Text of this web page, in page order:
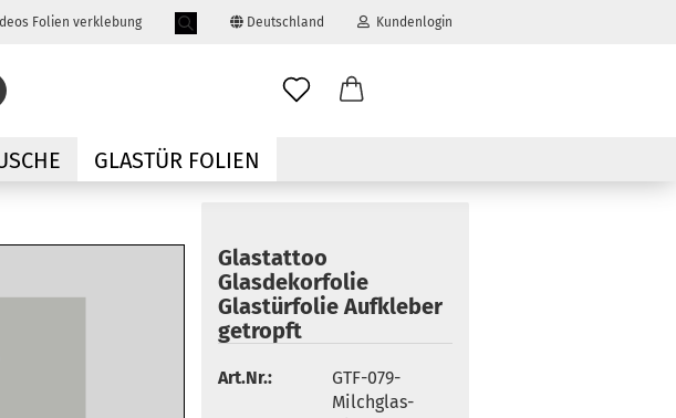
Folien verklebung Deutschland Kundenlogin
E-Mail
Konto erstellen
Passwort vergessen?
Suche...
GLASTÜR FOLIEN
Glastattoo
Glasdekorfolie
Glastürfolie Aufkleber
getropft
Art.Nr.:
GTF-079-
Milchglas-